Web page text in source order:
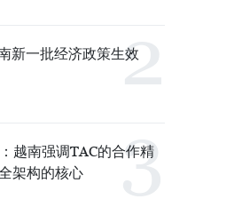
新一批经济政策生效
越南强调TAC的合作精
架构的核心